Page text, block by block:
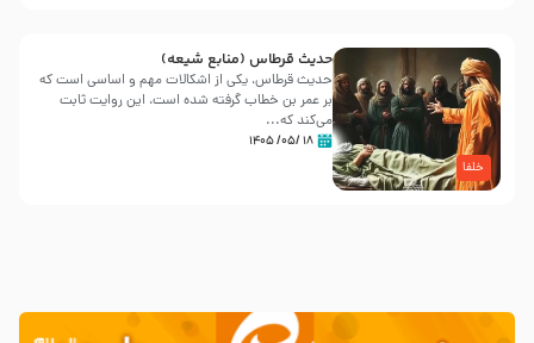
خلفا
حدیث قرطاس (منابع شیعه)
حدیث قرطاس، یکی از اشکالات مهم و اساسی است که
بر عمر بن خطاب گرفته شده است، این روایت ثابت
می‌کند که...
۱۸ /۰۵/ ۱۴۰۵